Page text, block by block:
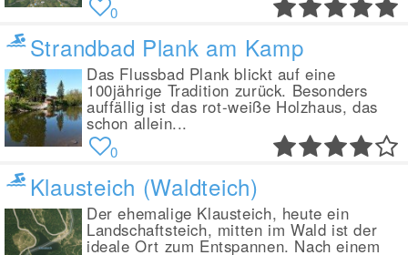
0
Strandbad Plank am Kamp
Das Flussbad Plank blickt auf eine
100jährige Tradition zurück. Besonders
auffällig ist das rot-weiße Holzhaus, das
schon allein...
0
Klausteich (Waldteich)
Der ehemalige Klausteich, heute ein
Landschaftsteich, mitten im Wald ist der
ideale Ort zum Entspannen. Nach einem